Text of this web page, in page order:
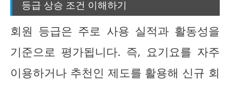
등급 상승 조건 이해하기
회원 등급은 주로 사용 실적과 활동성을
기준으로 평가됩니다. 즉, 요기요를 자주
이용하거나 추천인 제도를 활용해 신규 회